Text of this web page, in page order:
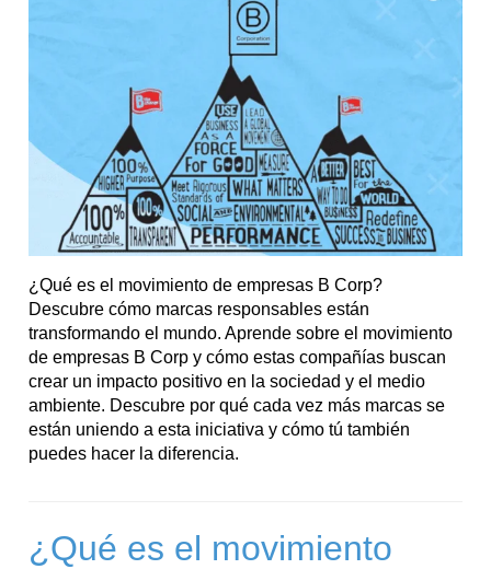
¿Qué es el movimiento de empresas B Corp?
Descubre cómo marcas responsables están
transformando el mundo. Aprende sobre el movimiento
de empresas B Corp y cómo estas compañías buscan
crear un impacto positivo en la sociedad y el medio
ambiente. Descubre por qué cada vez más marcas se
están uniendo a esta iniciativa y cómo tú también
puedes hacer la diferencia.
¿Qué es el movimiento